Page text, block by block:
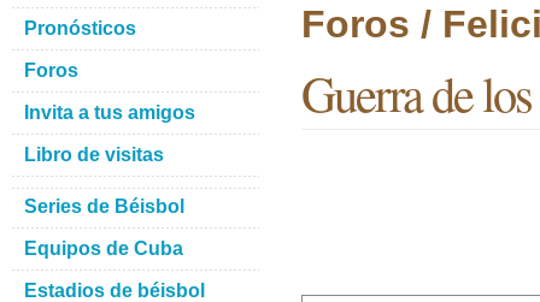
Foros /
Guerra de
Pronósticos
Foros
Invita a tus amigos
Libro de visitas
Series de Béisbol
Equipos de Cuba
Estadios de béisbol